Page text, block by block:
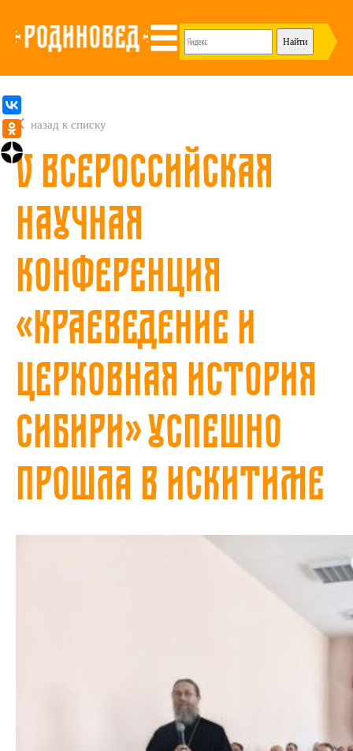
назад к списку
V Всероссийская
научная
конференция
«Краеведение и
Церковная история
Сибири» успешно
прошла в Искитиме